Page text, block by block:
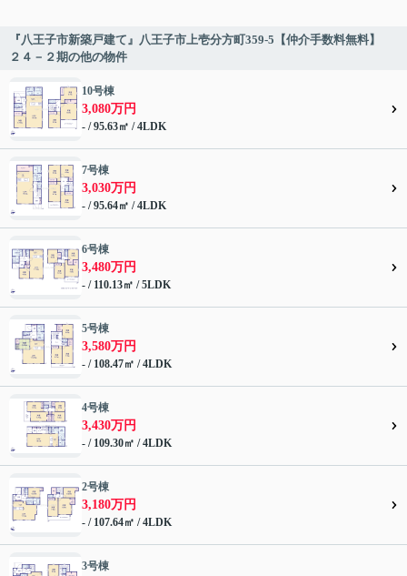
『八王子市新築戸建て』八王子市上壱分方町359-5【仲介手数料無料】
２４－２期の他の物件
10号棟
3,080万円
- / 95.63㎡ / 4LDK
7号棟
3,030万円
- / 95.64㎡ / 4LDK
6号棟
3,480万円
- / 110.13㎡ / 5LDK
5号棟
3,580万円
- / 108.47㎡ / 4LDK
4号棟
3,430万円
- / 109.30㎡ / 4LDK
2号棟
3,180万円
- / 107.64㎡ / 4LDK
3号棟